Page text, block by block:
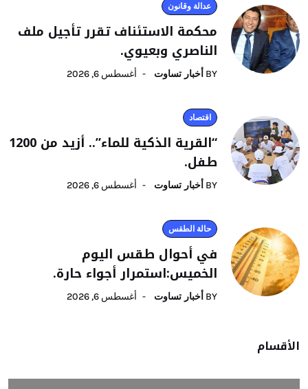
عدالة وقانون
محكمة الاستئناف تقرر تأجيل ملف
الناصري وبعيوي.
BY أخبار تساوت أغسطس 6, 2026
اقتصاد
“القرية الذكية للماء”.. أزيد من 1200
طفل.
BY أخبار تساوت أغسطس 6, 2026
حالة الطقس
في أحوال طقس اليوم
الخميس:استمرار أجواء حارة.
BY أخبار تساوت أغسطس 6, 2026
الأقسام